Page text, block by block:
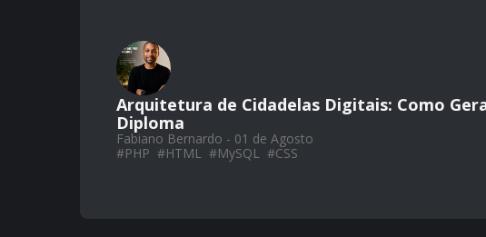
Arquitetura de Cidadelas Digitais: Como
Diploma
Fabiano Bernardo - 01 de Agosto
#PHP #HTML #MySQL #CSS